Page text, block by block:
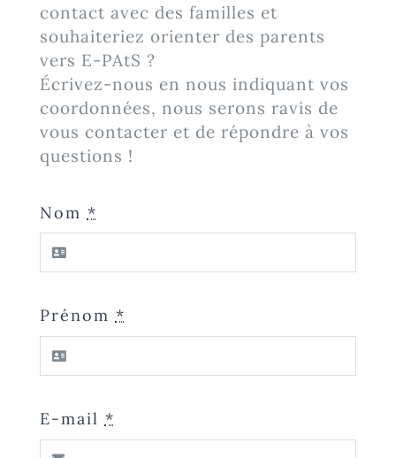
contact avec des familles et
souhaiteriez orienter des parents
vers E-PAtS ?
Écrivez-nous en nous indiquant vos
coordonnées, nous serons ravis de
vous contacter et de répondre à vos
questions !
Nom *
Prénom *
E-mail *